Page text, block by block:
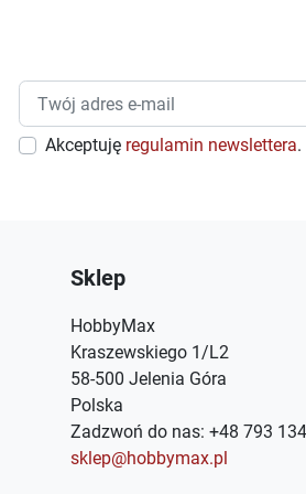
Akceptuję regulamin newslettera.
Sklep
HobbyMax
Kraszewskiego 1/L2
58-500 Jelenia Góra
Polska
Zadzwoń do nas: +48 793
sklep@hobbymax.pl